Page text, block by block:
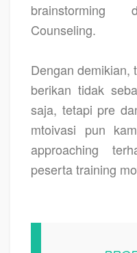
Counseling.
Dengan demikian,
berikan tidak
saja, tetapi pre
mtoivasi pun
approaching
peserta training